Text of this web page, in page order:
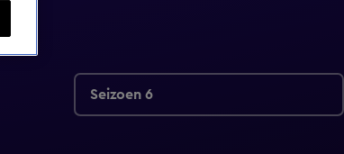
Seizoen 6